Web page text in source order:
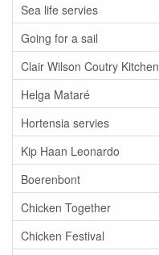
Sea life servies
Going for a sail
Clair Wilson Coutry Kitchen
Helga Mataré
Hortensia servies
Kip Haan Leonardo
Boerenbont
Chicken Together
Chicken Festival